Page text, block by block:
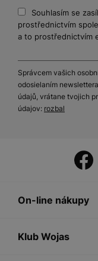
Souhlasím se
prostřednictvím
a to prostřednictvím
Správcem vašich
odosielaním
údajů, vrátane tvojich
údajov: rozbal
On-line nákupy
Klub Wojas